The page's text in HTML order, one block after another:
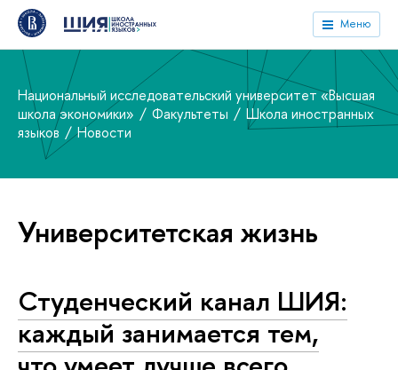
Меню
Национальный исследовательский университет «Высшая
школа экономики»
Факультеты
Школа иностранных
языков
Новости
Университетская жизнь
Студенческий канал ШИЯ:
каждый занимается тем,